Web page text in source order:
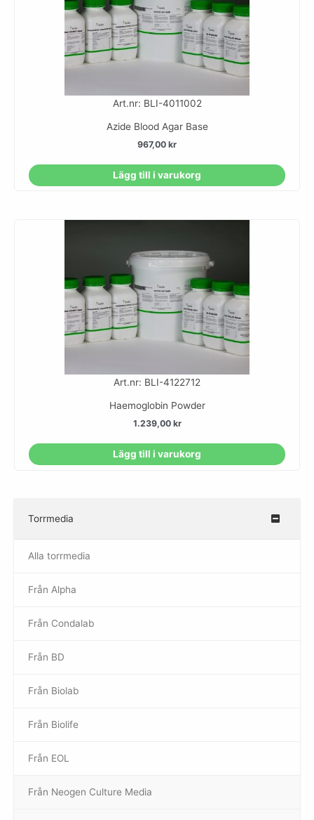
Art.nr: BLI-4011002
Azide Blood Agar Base
967,00 kr
Lägg till i varukorg
Art.nr: BLI-4122712
Haemoglobin Powder
1.239,00 kr
Lägg till i varukorg
Torrmedia
–
Alla torrmedia
Från Alpha
–
Från Condalab
Från BD
Från Biolab
–
Från Biolife
–
Från EOL
–
Från Neogen Culture Media
–